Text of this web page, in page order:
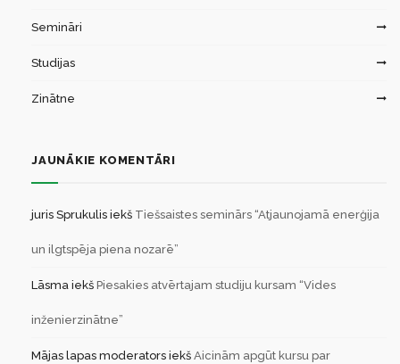
Semināri
Studijas
Zinātne
JAUNĀKIE KOMENTĀRI
juris Sprukulis iekš Tiešsaistes seminārs “Atjaunojamā enerģija
un ilgtspēja piena nozarē”
Lāsma iekš Piesakies atvērtajam studiju kursam “Vides
inženierzinātne”
Mājas lapas moderators iekš Aicinām apgūt kursu par